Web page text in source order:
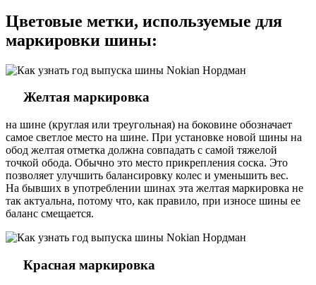
Цветовые метки, используемые для
маркировки шины:
Желтая маркировка
на шине (круглая или треугольная) на боковине обозначает
самое светлое место на шине. При установке новой шины на
обод желтая отметка должна совпадать с самой тяжелой
точкой обода. Обычно это место прикрепления соска. Это
позволяет улучшить балансировку колес и уменьшить вес.
На бывших в употреблении шинах эта желтая маркировка не
так актуальна, потому что, как правило, при износе шины ее
баланс смещается.
Красная маркировка